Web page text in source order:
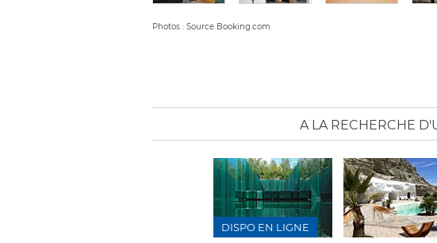
Photos : Source Booking.com
A LA RECHERCHE
DISPO EN LIGNE